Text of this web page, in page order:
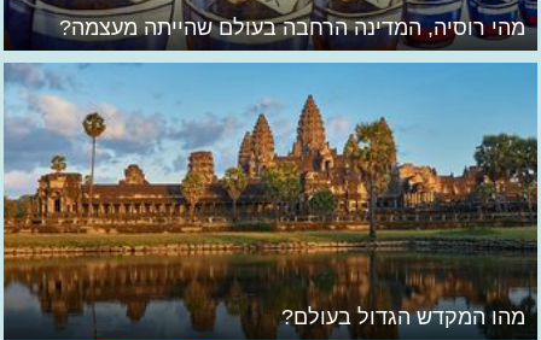
מהי רוסיה, המדינה הרחבה בעולם שהייתה מעצמה?
מהו המקדש הגדול בעולם?